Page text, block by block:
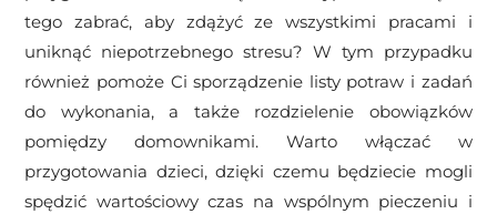
tego zabrać, aby zdążyć ze wszystkimi pracami i
uniknąć niepotrzebnego stresu? W tym przypadku
również pomoże Ci sporządzenie listy potraw i zadań
do wykonania, a także rozdzielenie obowiązków
pomiędzy domownikami. Warto włączać w
przygotowania dzieci, dzięki czemu będziecie mogli
spędzić wartościowy czas na wspólnym pieczeniu i